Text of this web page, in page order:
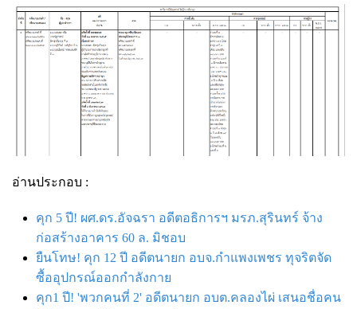
อ่านประกอบ :
คุก 5 ปี! ผศ.ดร.อัจฉรา อดีตอธิการฯ มรภ.สุรินทร์ จ้าง
ก่อสร้างอาคาร 60 ล. มิชอบ
ยืนโทษ! คุก 12 ปี อดีตนายก อบจ.กำแพงเพชร ทุจริตจัด
ซื้ออุปกรณ์ออกกำลังกาย
คุก1 ปี! 'พวกคนที่ 2' อดีตนายก อบต.คลองไผ่ เสนอชื่อคน